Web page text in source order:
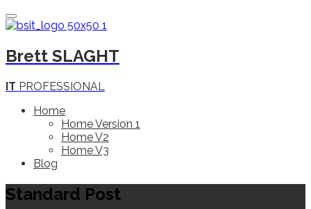
Toggle Navigation
Brett SLAGHT
IT PROFESSIONAL
Home
Home Version 1
Home V2
Home V3
Blog
Standard Post